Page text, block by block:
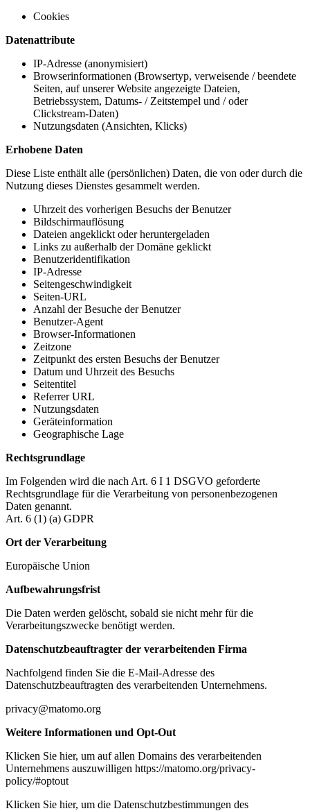
Cookies
Datenattribute
IP-Adresse (anonymisiert)
Browserinformationen (Browsertyp, verweisende / beendete
Seiten, auf unserer Website angezeigte Dateien,
Betriebssystem, Datums- / Zeitstempel und / oder
Clickstream-Daten)
Nutzungsdaten (Ansichten, Klicks)
Erhobene Daten
Diese Liste enthält alle (persönlichen) Daten, die von oder durch die
Nutzung dieses Dienstes gesammelt werden.
Uhrzeit des vorherigen Besuchs der Benutzer
Bildschirmauflösung
Dateien angeklickt oder heruntergeladen
Links zu außerhalb der Domäne geklickt
Benutzeridentifikation
IP-Adresse
Seitengeschwindigkeit
Seiten-URL
Anzahl der Besuche der Benutzer
Benutzer-Agent
Browser-Informationen
Zeitzone
Zeitpunkt des ersten Besuchs der Benutzer
Datum und Uhrzeit des Besuchs
Seitentitel
Referrer URL
Nutzungsdaten
Geräteinformation
Geographische Lage
Rechtsgrundlage
Im Folgenden wird die nach Art. 6 I 1 DSGVO geforderte
Rechtsgrundlage für die Verarbeitung von personenbezogenen
Daten genannt.
Art. 6 (1) (a) GDPR
Ort der Verarbeitung
Europäische Union
Aufbewahrungsfrist
Die Daten werden gelöscht, sobald sie nicht mehr für die
Verarbeitungszwecke benötigt werden.
Datenschutzbeauftragter der verarbeitenden Firma
Nachfolgend finden Sie die E-Mail-Adresse des
Datenschutzbeauftragten des verarbeitenden Unternehmens.
privacy@matomo.org
Weitere Informationen und Opt-Out
Klicken Sie hier, um auf allen Domains des verarbeitenden
Unternehmens auszuwilligen https://matomo.org/privacy-
policy/#optout
Klicken Sie hier, um die Datenschutzbestimmungen des